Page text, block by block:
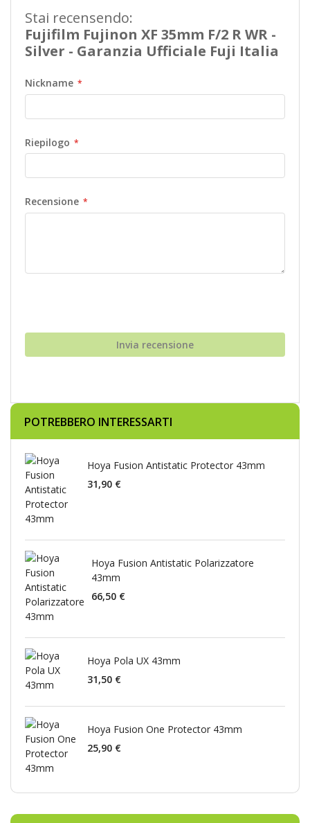
Stai recensendo:
Fujifilm Fujinon XF 35mm F/2 R WR -
Silver - Garanzia Ufficiale Fuji Italia
Nickname
Riepilogo
Recensione
Invia recensione
POTREBBERO INTERESSARTI
Hoya Fusion Antistatic Protector 43mm
31,90 €
Hoya Fusion Antistatic Polarizzatore
43mm
66,50 €
Hoya Pola UX 43mm
31,50 €
Hoya Fusion One Protector 43mm
25,90 €